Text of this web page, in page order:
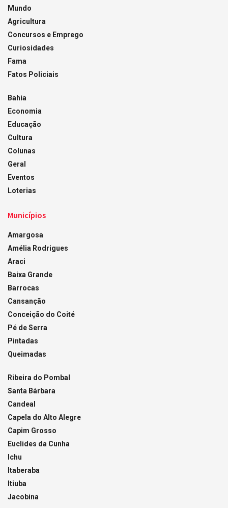
Mundo
Agricultura
Concursos e Emprego
Curiosidades
Fama
Fatos Policiais
Bahia
Economia
Educação
Cultura
Colunas
Geral
Eventos
Loterias
Municípios
Amargosa
Amélia Rodrigues
Araci
Baixa Grande
Barrocas
Cansanção
Conceição do Coité
Pé de Serra
Pintadas
Queimadas
Ribeira do Pombal
Santa Bárbara
Candeal
Capela do Alto Alegre
Capim Grosso
Euclides da Cunha
Ichu
Itaberaba
Itiuba
Jacobina